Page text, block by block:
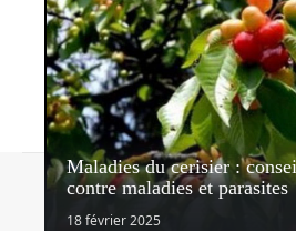
Maladies du cerisier :
contre maladies et parasites
18 février 2025© 2026 |
Contact Mentions